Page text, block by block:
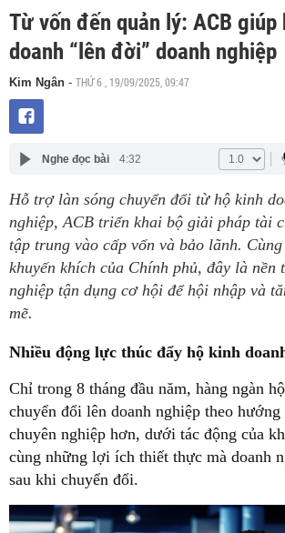
Từ vốn đến quản lý: ACB giúp
doanh “lên đời” doanh nghiệp
Kim Ngân - THỨ 6 , 19/09/2025, 09:47
Nghe đọc bài 4:32
Hỗ trợ làn sóng chuyển đổi từ hộ kinh
nghiệp, ACB triển khai bộ giải pháp tài
tập trung vào cấp vốn và bảo lãnh.
khuyến khích của Chính phủ, đây là nền
nghiệp tận dụng cơ hội để hội nhập và
mẽ.
Nhiều động lực thúc đẩy hộ kinh
Chỉ trong 8 tháng đầu năm, hàng ngàn
chuyển đổi lên doanh nghiệp theo
chuyên nghiệp hơn, dưới tác động của
cùng những lợi ích thiết thực mà doanh
sau khi chuyển đổi.